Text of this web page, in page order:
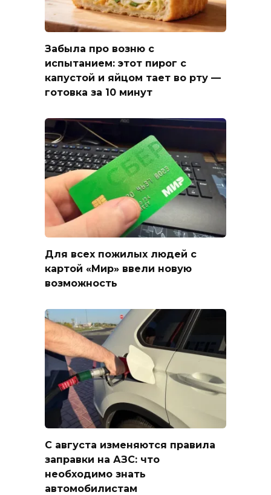
Забыла про возню с
испытанием: этот пирог с
капустой и яйцом тает во рту —
готовка за 10 минут
Для всех пожилых людей с
картой «Мир» ввели новую
возможность
С августа изменяются правила
заправки на АЗС: что
необходимо знать
автомобилистам